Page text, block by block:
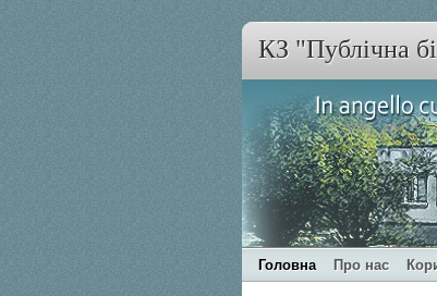
КЗ "Публічна
Головна Про нас